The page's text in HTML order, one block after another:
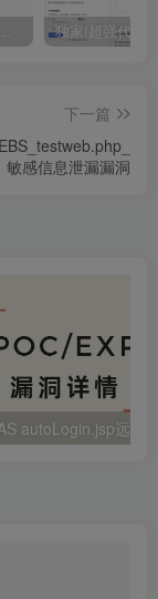
mingdon 明动 burp插件0.2.6版本 本地时间校验去除版
下一篇
敏感信息泄漏漏洞